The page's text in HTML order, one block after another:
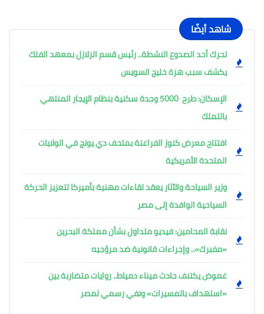
شاهد أيضًا
تحرك أحد الصدوع النشطة.. رئيس قسم الزلازل بمعهد الفلك
يكشف سبب هزة خليج السويس
الإسكان: طرح 5000 وحدة سكنية بنظام الإيجار المنتهي
بالتملك
افتتاح معرض كنوز الفراعنة بمتحف دي يونج في الولايات
المتحدة الأمريكية
وزير السياحة والآثار يعقد لقاءات مهنية بأميركا لتعزيز الحركة
السياحية الوافدة إلى مصر
نقابة المحامين: فيديو متداول بشأن مملكة البحرين
«مفبرك».. وإجراءات قانونية ضد مروّجيه
غموض يكتنف حادث ميناء دمياط.. روايات متضاربة بين
«استهداف بالمسيرات» ونفي رسمي لمصر